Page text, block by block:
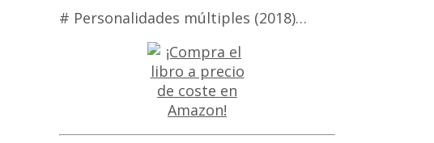
# Personalidades múltiples (2018)…